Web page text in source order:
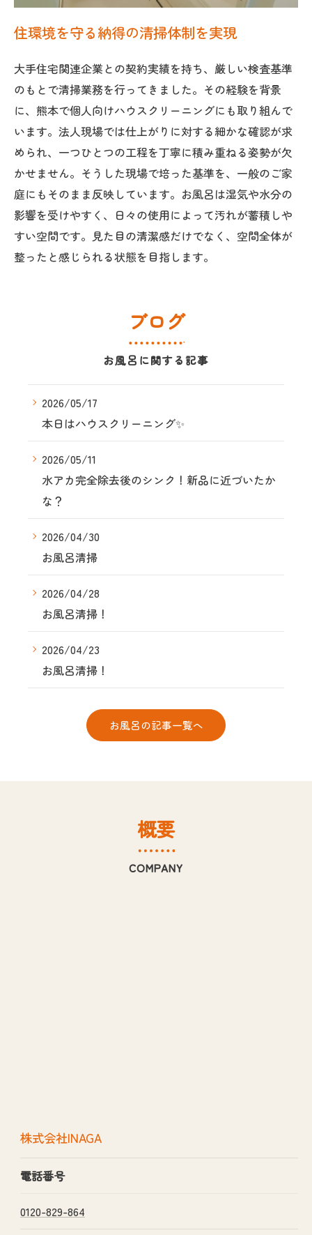
住環境を守る納得の清掃体制を実現
大手住宅関連企業との契約実績を持ち、厳しい検査基準
のもとで清掃業務を行ってきました。その経験を背景
に、熊本で個人向けハウスクリーニングにも取り組んで
います。法人現場では仕上がりに対する細かな確認が求
められ、一つひとつの工程を丁寧に積み重ねる姿勢が欠
かせません。そうした現場で培った基準を、一般のご家
庭にもそのまま反映しています。お風呂は湿気や水分の
影響を受けやすく、日々の使用によって汚れが蓄積しや
すい空間です。見た目の清潔感だけでなく、空間全体が
整ったと感じられる状態を目指します。
ブログ
お風呂に関する記事
2026/05/17
本日はハウスクリーニング✨
2026/05/11
水アカ完全除去後のシンク！新品に近づいたか
な？
2026/04/30
お風呂清掃
2026/04/28
お風呂清掃！
2026/04/23
お風呂清掃！
お風呂の記事一覧へ
概要
COMPANY
株式会社INAGA
電話番号
0120-829-864